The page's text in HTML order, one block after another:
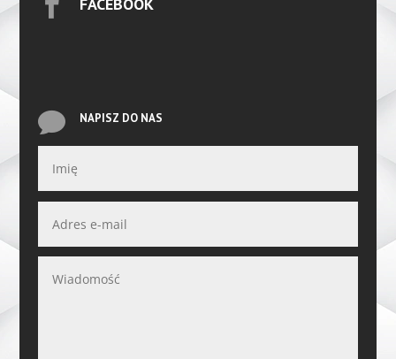
FACEBOOK
 NAPISZ DO NAS